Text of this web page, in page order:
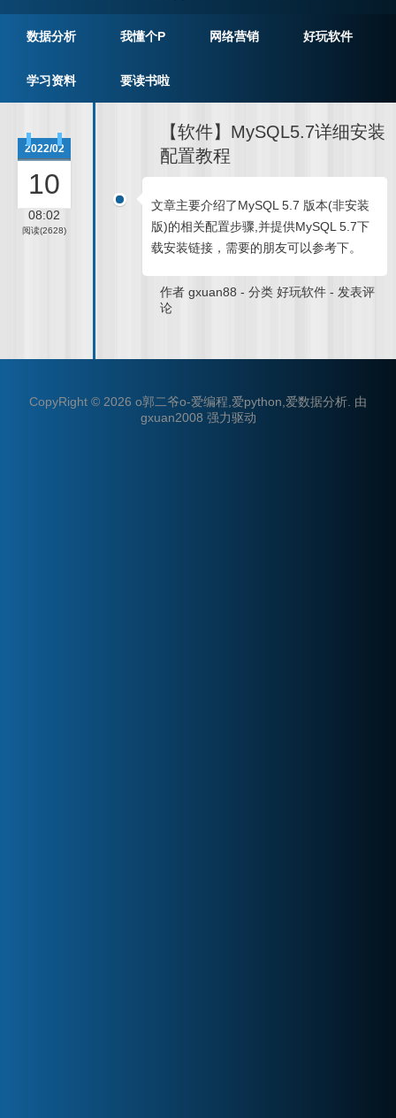
数据分析 我懂个P 网络营销 好玩软件
学习资料 要读书啦
【软件】MySQL5.7详细安装
配置教程
2022/02
10
08:02
阅读(2628)
文章主要介绍了MySQL 5.7 版本(非安装
版)的相关配置步骤,并提供MySQL 5.7下
载安装链接，需要的朋友可以参考下。
作者gxuan88 -分类好玩软件 - 发表评
论
CopyRight © 2026 o郭二爷o-爱编程,爱python,爱数据分析 由
gxuan2008 强力驱动